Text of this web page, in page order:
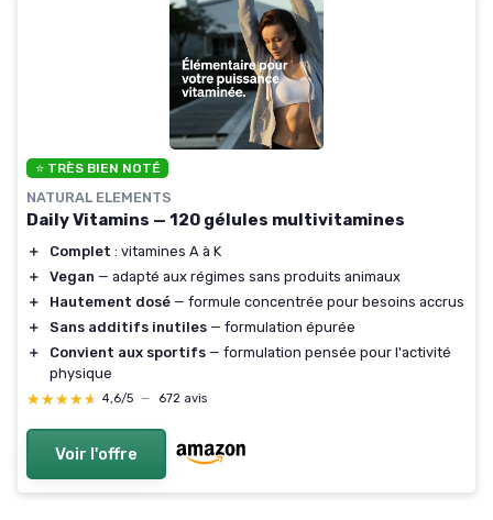
⭐ TRÈS BIEN NOTÉ
NATURAL ELEMENTS
Daily Vitamins — 120 gélules multivitamines
＋ Complet : vitamines A à K
＋
Vegan — adapté aux régimes sans produits animaux
＋
Hautement dosé — formule concentrée pour besoins accrus
＋
Sans additifs inutiles — formulation épurée
＋
Convient aux sportifs — formulation pensée pour l'activité
physique
★★★★★
★★★★★ 4,6/5 — 672 avis
Voir l'offre